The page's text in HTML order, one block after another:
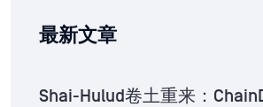
最新文章
Shai-Hulud卷土重来：